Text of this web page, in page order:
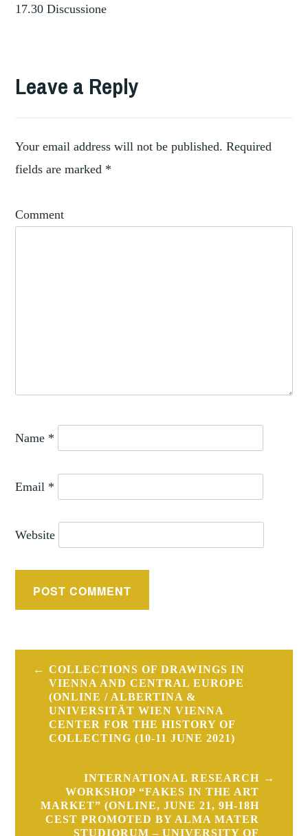
17.30 Discussione
ANTIQUITIES
HISTORY,
COLLECTING ,
STUDY
Leave a Reply
Your email address will not be published. Required
fields are marked *
Comment
Name *
Email *
Website
Post
navigation
COLLECTIONS OF DRAWINGS IN
VIENNA AND CENTRAL EUROPE
(ONLINE / ALBERTINA &
UNIVERSITÄT WIEN VIENNA
CENTER FOR THE HISTORY OF
COLLECTING (10-11 JUNE 2021)
INTERNATIONAL RESEARCH
WORKSHOP “FAKES IN THE ART
MARKET” (ONLINE, JUNE 21, 9H-18H
CEST PROMOTED BY ALMA MATER
STUDIORUM – UNIVERSITY OF